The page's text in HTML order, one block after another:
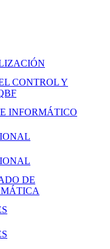
CONTROL Y
INFORMÁTICO
DE